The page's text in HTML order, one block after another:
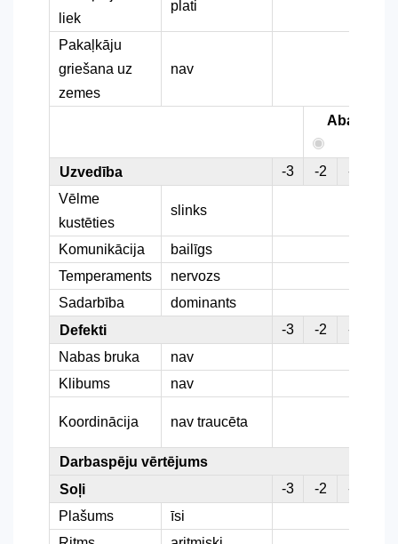
liek
plati
Pakaļkāju
griešana uz
zemes
nav
Abas
Uzvedība -3 -2 -1
Vēlme
kustēties
slinks
Komunikācija
bailīgs
Temperaments
nervozs
Sadarbība
dominants
Defekti
-3 -2 -1
Nabas bruka
nav
Klibums
nav
Koordinācija nav traucēta
Darbaspēju vērtējums
Soļi
-3 -2 -1
Plašums
īsi